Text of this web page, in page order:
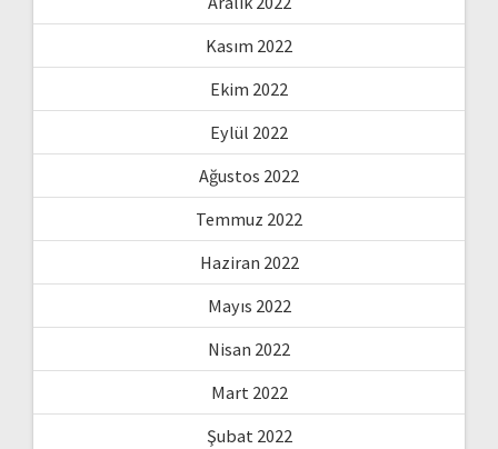
Kasım 2022
Ekim 2022
Eylül 2022
Ağustos 2022
Temmuz 2022
Haziran 2022
Mayıs 2022
Nisan 2022
Mart 2022
Şubat 2022